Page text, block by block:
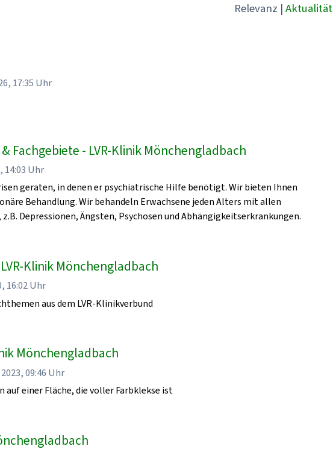
Relevanz | Aktualität
17:35 Uhr
Fachgebiete - LVR-Klinik Mönchengladbach
14:03 Uhr
geraten, in denen er psychiatrische Hilfe benötigt. Wir bieten Ihnen
Behandlung. Wir behandeln Erwachsene jeden Alters mit allen
Depressionen, Ängsten, Psychosen und Abhängigkeitserkrankungen.
Klinik Mönchengladbach
16:02 Uhr
aus dem LVR-Klinikverbund
Mönchengladbach
09:46 Uhr
auf einer Fläche, die voller Farbklekse ist